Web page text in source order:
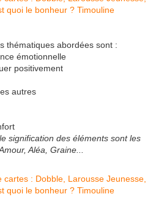
thématiques abordées sont :
émotionnelle
positivement
autres
signification des éléments sont les
Aléa, Graine...